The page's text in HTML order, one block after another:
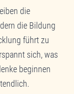
die
die Bildung
führt zu
sich, was
beginnen